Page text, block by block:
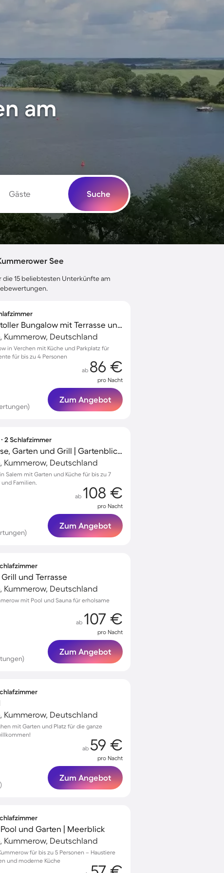
am
Gäste Suche
See
die 15 beliebtesten Unterkünfte am
Familienorientierter toller Bungalow mit Terrasse und Grill
Kummerow, Deutschland
in Verchen mit Küche und Parkplatz für
für bis zu 4 Personen
ab 86 €
pro Nacht
Zum Angebot
2 Schlafzimmer
Wohnung mit Terrasse, Garten und Grill | Gartenblick | Haustiere erlaubt
Kummerow, Deutschland
Salem mit Garten und Küche für bis zu 7
Familien.
ab 108 €
pro Nacht
Zum Angebot
und Terrasse
Kummerow, Deutschland
mit Pool und Sauna für erholsame
ab 107 €
pro Nacht
Zum Angebot
Kummerow, Deutschland
mit Garten und Platz für die ganze
ab 59 €
pro Nacht
Zum Angebot
und Garten | Meerblick
Kummerow, Deutschland
für bis zu 5 Personen – Haustiere
und moderne Küche